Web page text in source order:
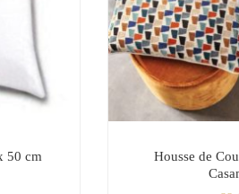
50 cm
Housse de